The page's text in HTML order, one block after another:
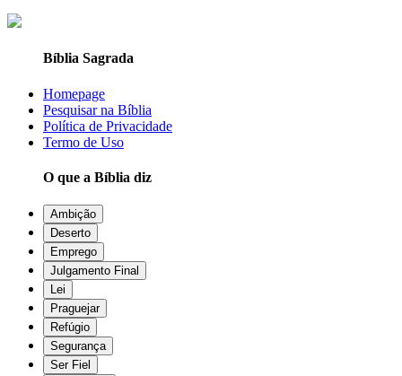
Bíblia Sagrada
Homepage
Pesquisar na Bíblia
Política de Privacidade
Termo de Uso
O que a Bíblia diz
Ambição
Deserto
Emprego
Julgamento Final
Lei
Praguejar
Refúgio
Segurança
Ser Fiel